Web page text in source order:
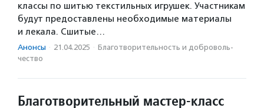
классы по шитью текстильных игрушек. Участникам
будут предоставлены необходимые материалы
и лекала. Сшитые…
Анонсы · 21.04.2025 · Благотвори­тель­ность и доброволь­
чест­во
Благотворительный мастер-класс